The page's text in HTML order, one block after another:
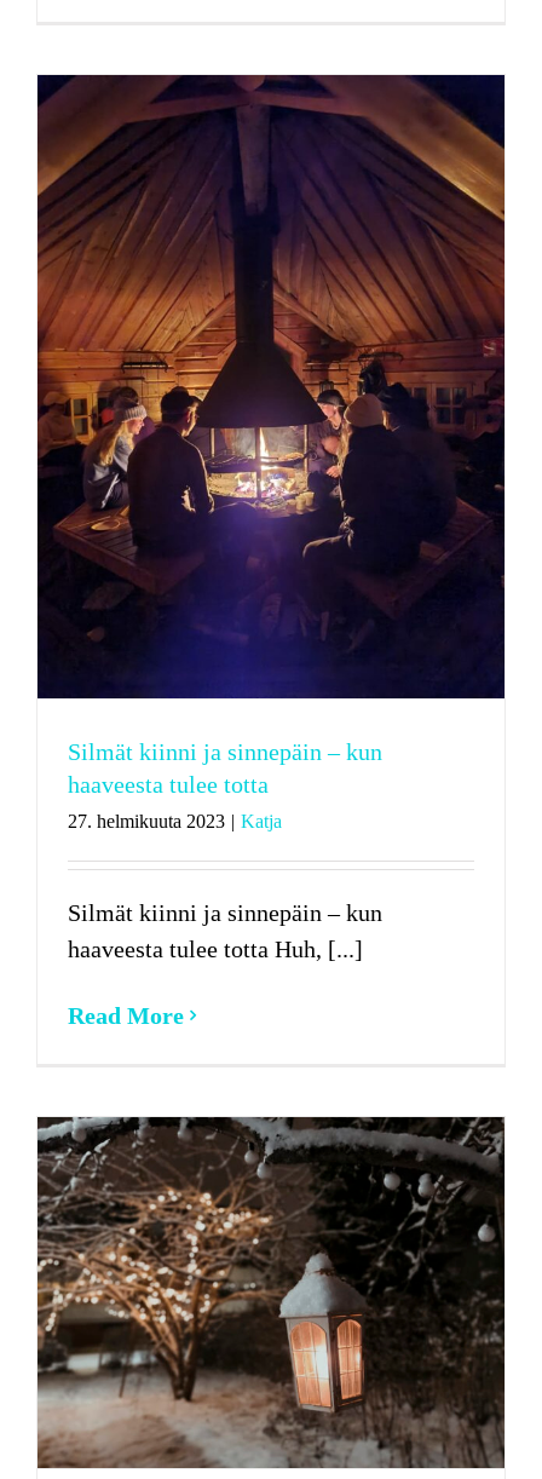
Silmät kiinni ja sinnepäin – kun
haaveesta tulee totta
27. helmikuuta 2023 | Katja
Silmät kiinni ja sinnepäin – kun
haaveesta tulee totta Huh, [...]
Read More